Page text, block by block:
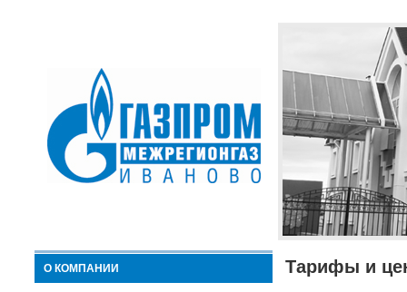
О КОМПАНИИ Тарифы и